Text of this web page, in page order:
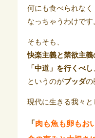
何にも食べられなく
なっちゃうわけです
そもそも、
快楽主義と禁欲主義
「中道」を行くべし
というのがブッダの
現代に生きる我々と
「 肉も魚も卵もお